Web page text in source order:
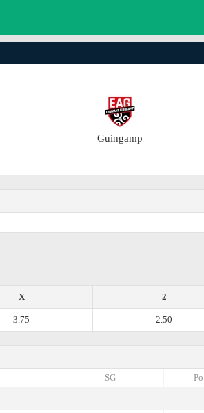
Guingamp
2
X
2.50
3.75
Po.
SG